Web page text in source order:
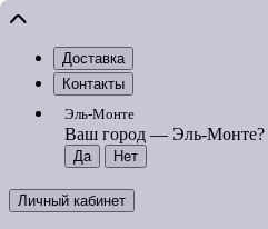
Доставка
Контакты
Эль-Монте
Ваш город — Эль-Монте?
Личный кабинет